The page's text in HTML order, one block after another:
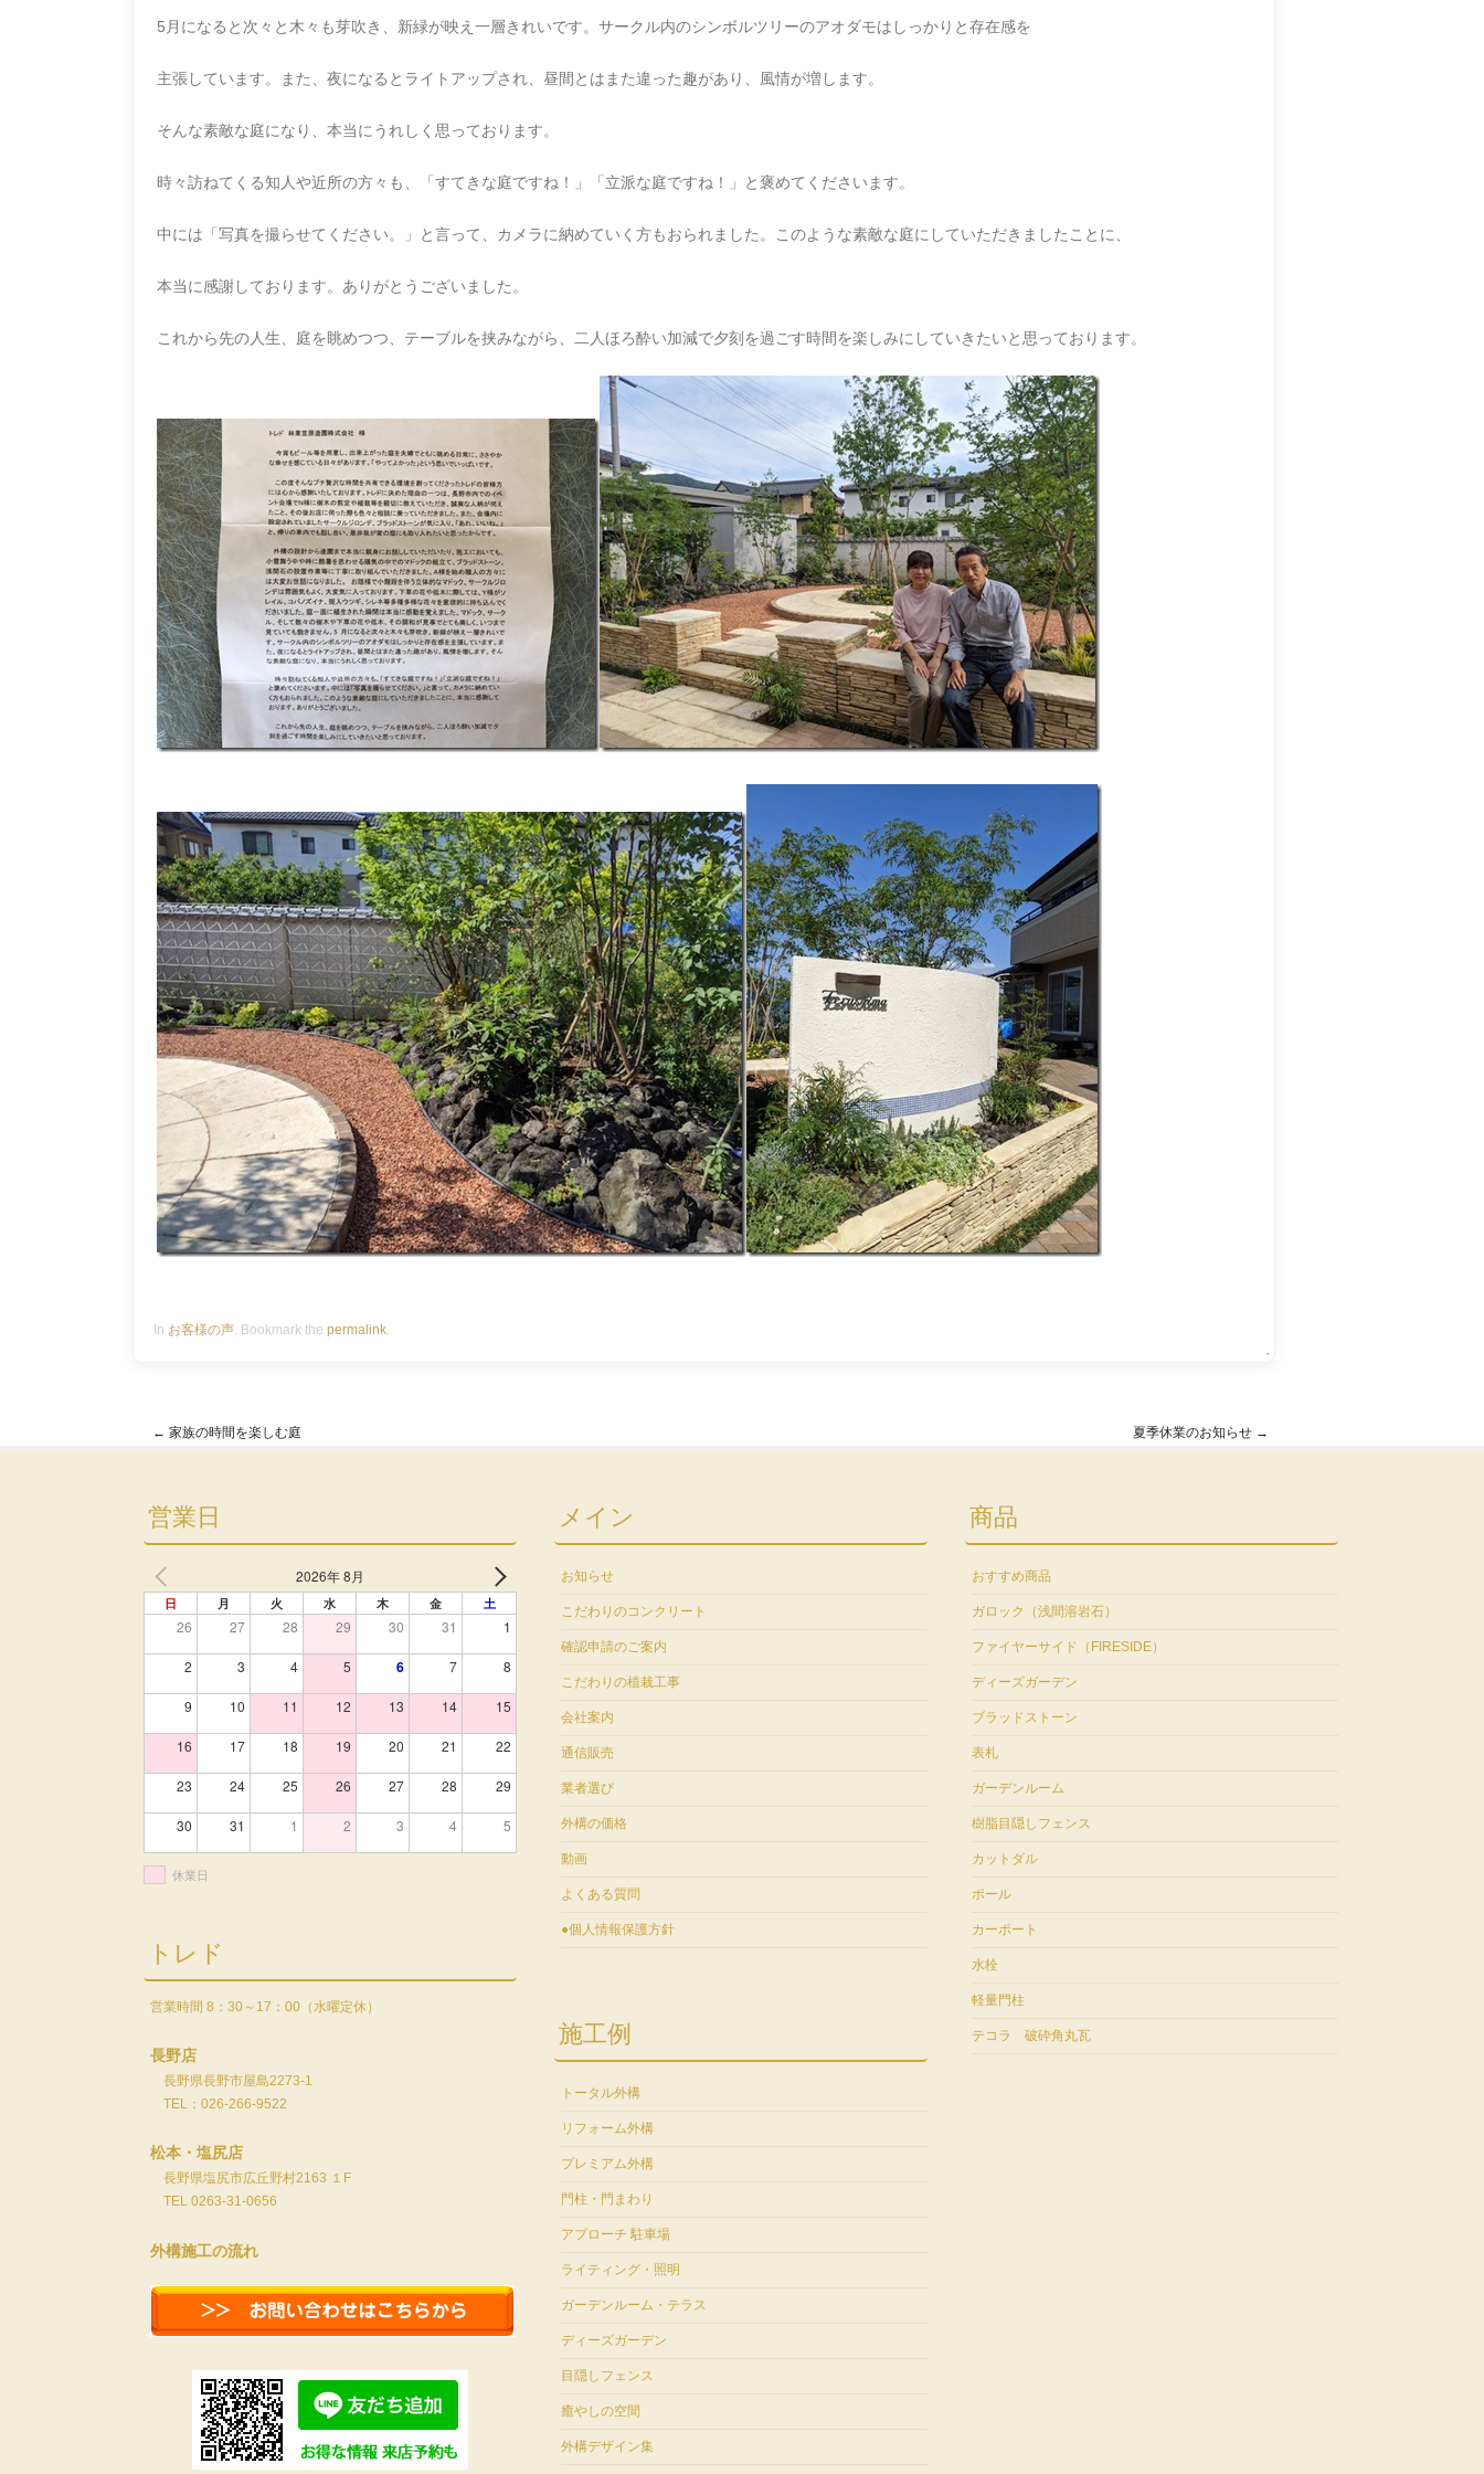
5月になると次々と木々も芽吹き、新緑が映え一層きれいです。サークル内のシンボルツリーのアオダモはしっかりと存在感を
主張しています。また、夜になるとライトアップされ、昼間とはまた違った趣があり、風情が増します。
そんな素敵な庭になり、本当にうれしく思っております。
時々訪ねてくる知人や近所の方々も、「すてきな庭ですね！」「立派な庭ですね！」と褒めてくださいます。
中には「写真を撮らせてください。」と言って、カメラに納めていく方もおられました。このような素敵な庭にしていただきましたことに、
本当に感謝しております。ありがとうございました。
これから先の人生、庭を眺めつつ、テーブルを挟みながら、二人ほろ酔い加減で夕刻を過ごす時間を楽しみにしていきたいと思っております。
In お客様の声 . Bookmark the permalink
・
← 家族の時間を楽しむ庭 夏季休業のお知らせ →
営業日
2026年 8月
日 月 火 水 木 金 土
26 27 28 29 30 31 1
2 3 4 5 6 7 8
9 10 11 12 13 14 15
16 17 18 19 20 21 22
23 24 25 26 27 28 29
30 31 1 2 3 4 5
休業日
トレド
営業時間 8：30～17：00（水曜定休）
長野店
長野県長野市屋島2273-1
TEL：026-266-9522
松本・塩尻店
長野県塩尻市広丘野村2163 １F
TEL 0263-31-0656
外構施工の流れ
メイン
お知らせ
こだわりのコンクリート
確認申請のご案内
こだわりの植栽工事
会社案内
通信販売
業者選び
外構の価格
動画
よくある質問
●個人情報保護方針
施工例
トータル外構
リフォーム外構
プレミアム外構
門柱・門まわり
アプローチ 駐車場
ライティング・照明
ガーデンルーム・テラス
ディーズガーデン
目隠しフェンス
癒やしの空間
外構デザイン集
商品
おすすめ商品
ガロック（浅間溶岩石）
ファイヤーサイド（FIRESIDE）
ディーズガーデン
ブラッドストーン
表札
ガーデンルーム
樹脂目隠しフェンス
カットダル
ポール
カーポート
水栓
軽量門柱
テコラ 破砕角丸瓦